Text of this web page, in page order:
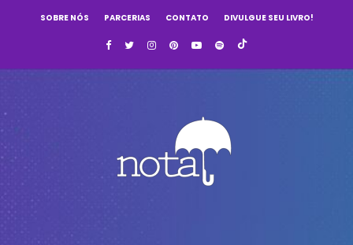
SOBRE NÓS PARCERIAS CONTATO DIVULGUE SEU LIVRO!